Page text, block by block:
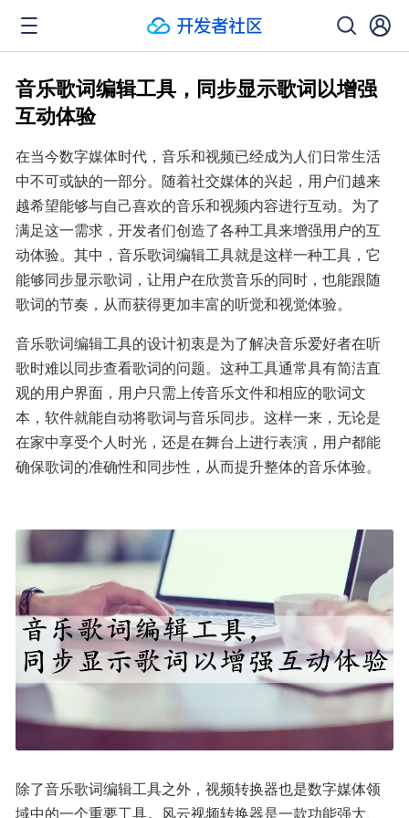
音乐歌词编辑工具，同步显示歌词以增强
互动体验
在当今数字媒体时代，音乐和视频已经成为人们日常生活
中不可或缺的一部分。随着社交媒体的兴起，用户们越来
越希望能够与自己喜欢的音乐和视频内容进行互动。为了
满足这一需求，开发者们创造了各种工具来增强用户的互
动体验。其中，音乐歌词编辑工具就是这样一种工具，它
能够同步显示歌词，让用户在欣赏音乐的同时，也能跟随
歌词的节奏，从而获得更加丰富的听觉和视觉体验。
音乐歌词编辑工具的设计初衷是为了解决音乐爱好者在听
歌时难以同步查看歌词的问题。这种工具通常具有简洁直
观的用户界面，用户只需上传音乐文件和相应的歌词文
本，软件就能自动将歌词与音乐同步。这样一来，无论是
在家中享受个人时光，还是在舞台上进行表演，用户都能
确保歌词的准确性和同步性，从而提升整体的音乐体验。
除了音乐歌词编辑工具之外，视频转换器也是数字媒体领
域中的一个重要工具。风云视频转换器是一款功能强大、